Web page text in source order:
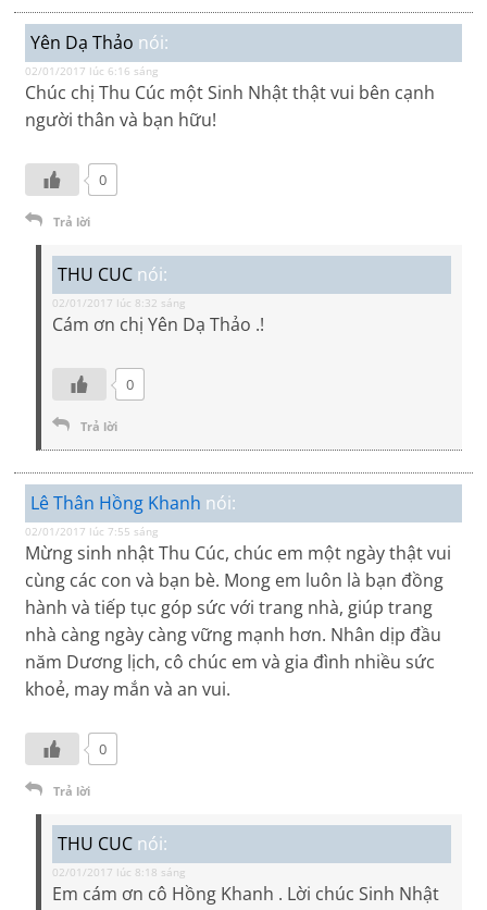
Yên Dạ Thảo nói:
02/01/2017 lúc 6:16 sáng
Chúc chị Thu Cúc một Sinh Nhật thật vui bên cạnh
người thân và bạn hữu!
0
Trả lời
THU CUC nói:
02/01/2017 lúc 8:32 sáng
Cám ơn chị Yên Dạ Thảo .!
0
Trả lời
Lê Thân Hồng Khanh nói:
02/01/2017 lúc 7:55 sáng
Mừng sinh nhật Thu Cúc, chúc em một ngày thật vui
cùng các con và bạn bè. Mong em luôn là bạn đồng
hành và tiếp tục góp sức với trang nhà, giúp trang
nhà càng ngày càng vững mạnh hơn. Nhân dịp đầu
năm Dương lịch, cô chúc em và gia đình nhiều sức
khoẻ, may mắn và an vui.
0
Trả lời
THU CUC nói:
02/01/2017 lúc 8:18 sáng
Em cám ơn cô Hồng Khanh . Lời chúc Sinh Nhật